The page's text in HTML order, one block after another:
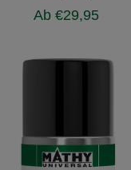
Ab €29,95